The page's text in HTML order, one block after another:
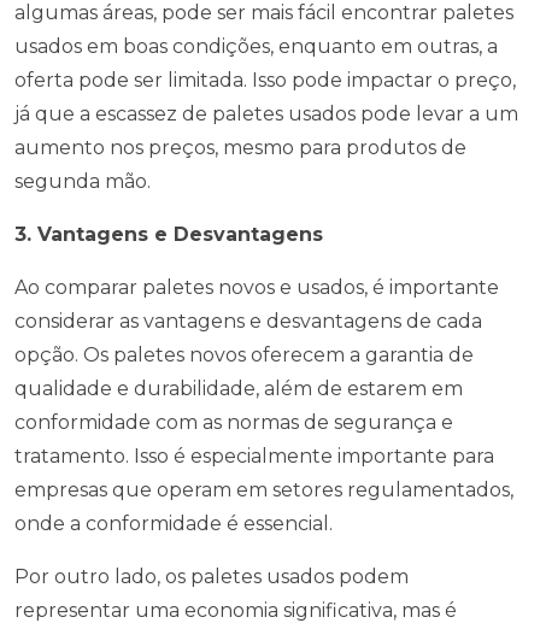
algumas áreas, pode ser mais fácil encontrar paletes
usados em boas condições, enquanto em outras, a
oferta pode ser limitada. Isso pode impactar o preço,
já que a escassez de paletes usados pode levar a um
aumento nos preços, mesmo para produtos de
segunda mão.
3. Vantagens e Desvantagens
Ao comparar paletes novos e usados, é importante
considerar as vantagens e desvantagens de cada
opção. Os paletes novos oferecem a garantia de
qualidade e durabilidade, além de estarem em
conformidade com as normas de segurança e
tratamento. Isso é especialmente importante para
empresas que operam em setores regulamentados,
onde a conformidade é essencial.
Por outro lado, os paletes usados podem
representar uma economia significativa, mas é